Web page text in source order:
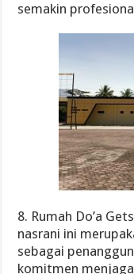
semakin
8. Rumah Do’a
nasrani ini
sebagai
komitmen